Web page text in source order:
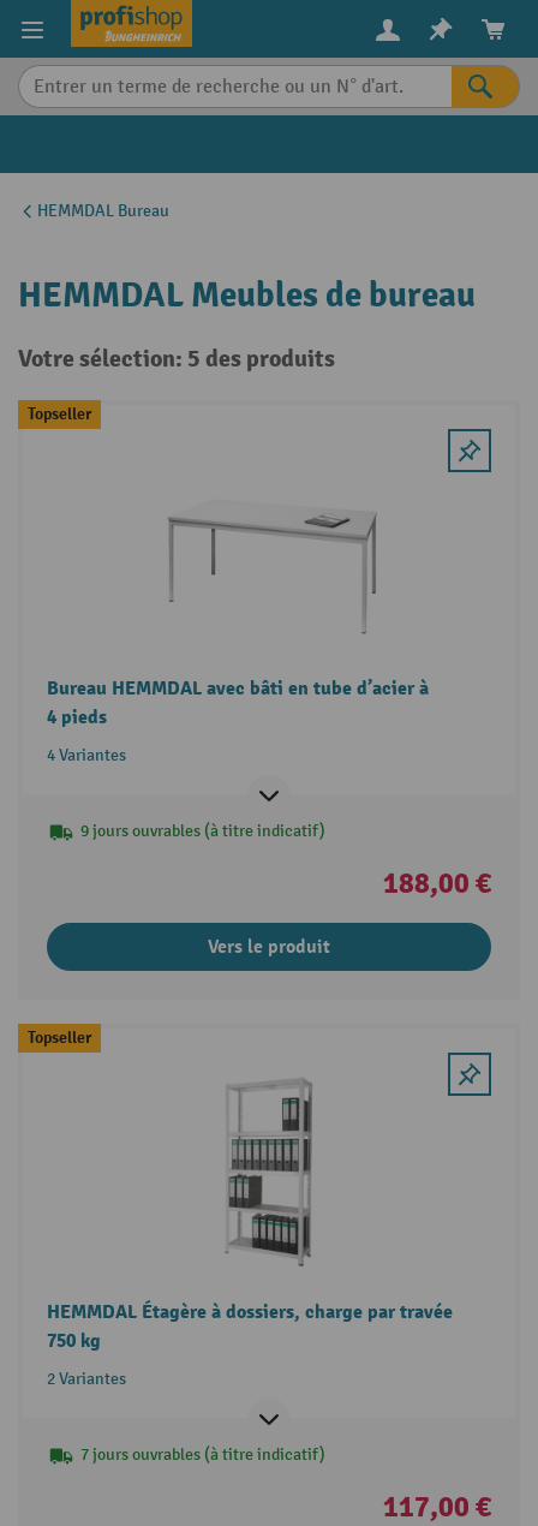
content
HEMMDAL Bureau
HEMMDAL Meubles de bureau
Votre sélection: 5 des produits
Topseller
Bureau HEMMDAL avec bâti en tube d’acier à
4 pieds
4 Variantes
9 jours ouvrables (à titre indicatif)
188,00 €
Vers le produit
Topseller
HEMMDAL Étagère à dossiers, charge par travée
750 kg
2 Variantes
7 jours ouvrables (à titre indicatif)
117,00 €